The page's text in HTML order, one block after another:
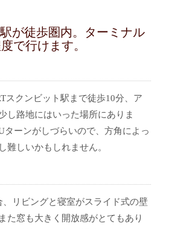
が徒歩圏内。ターミナル
で行けます。
スクンビット駅まで徒歩10分、ア
し路地にはいった場所にありま
ターンがしづらいので、方角によっ
難しいかもしれません。
、リビングと寝室がスライド式の壁
た窓も大きく開放感がとてもあり